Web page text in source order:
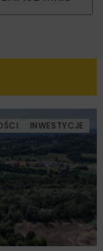
INWESTYCJE